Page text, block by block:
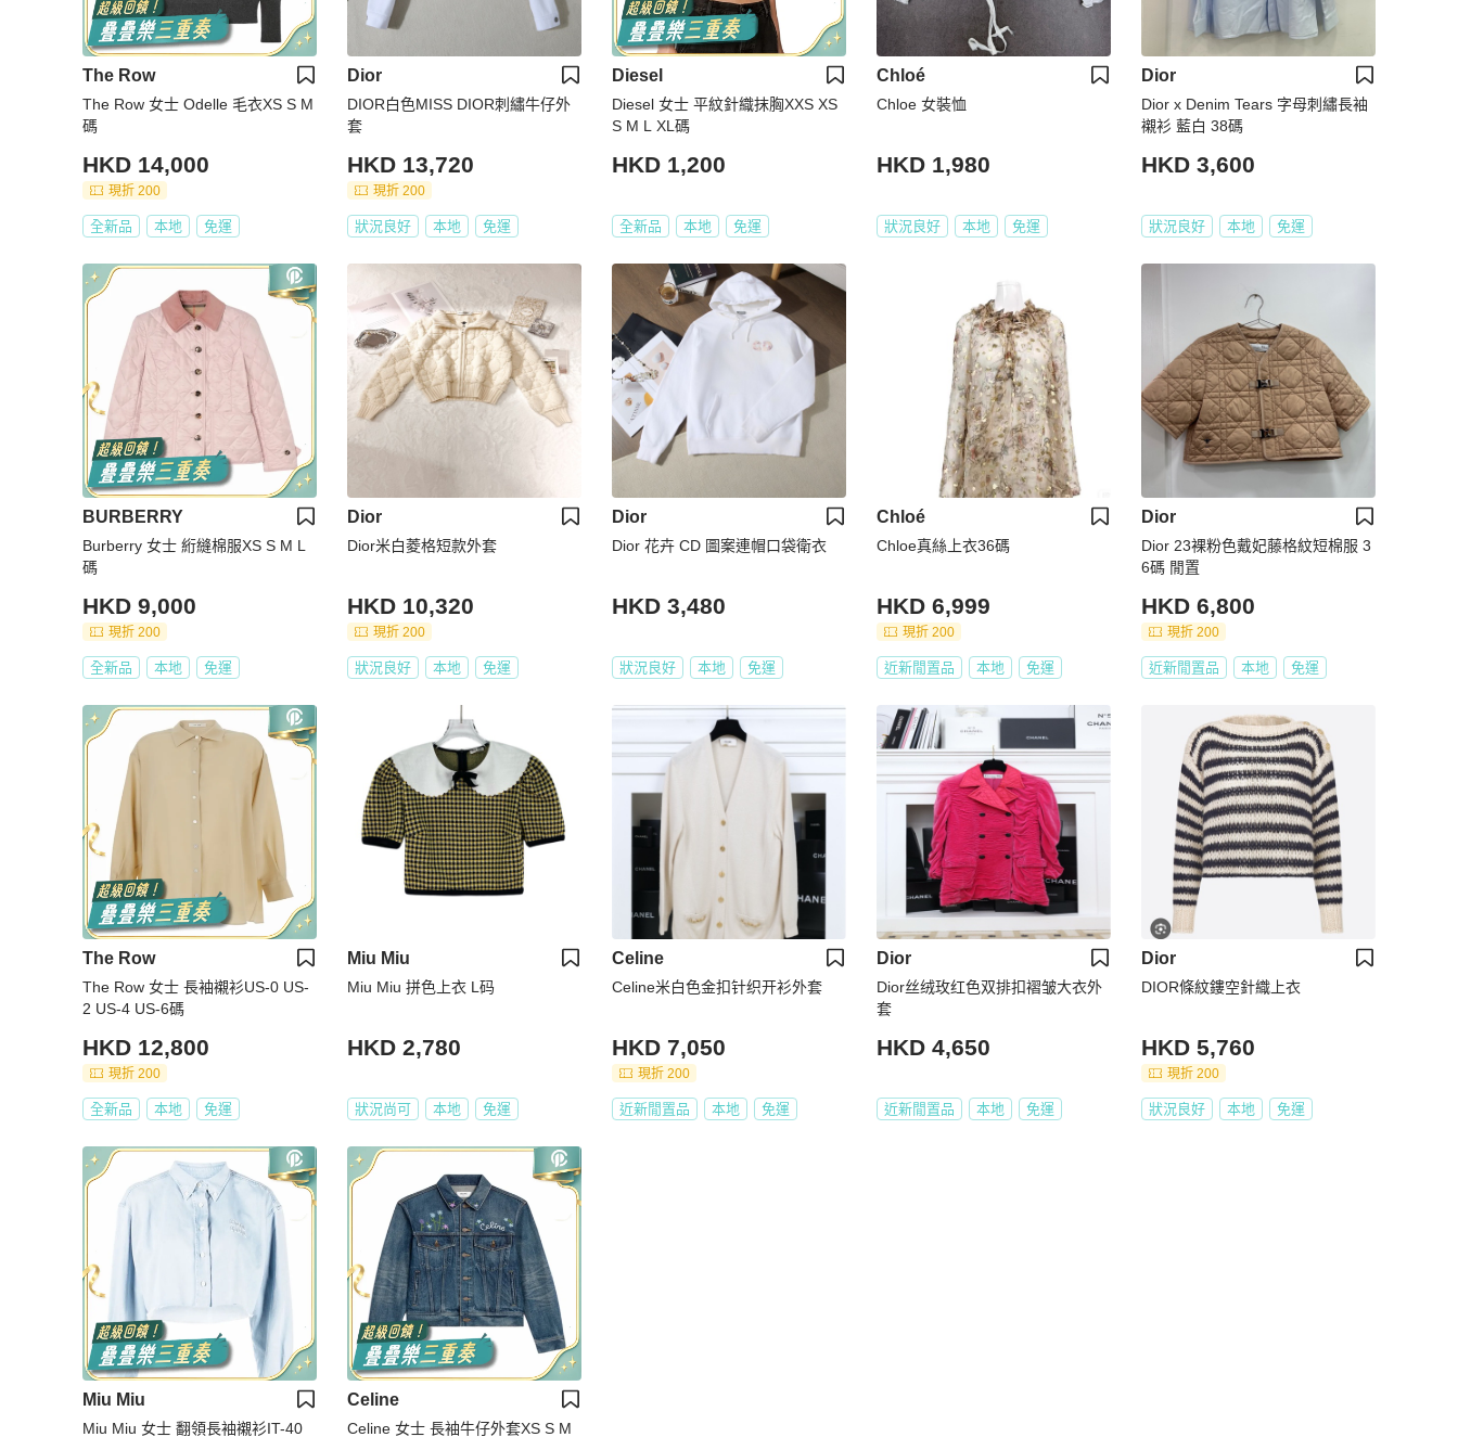
The Row
The Row 女士 Odelle 毛衣XS S M
碼
HKD 14,000
現折 200
全新品 本地 免運
Dior
DIOR白色MISS DIOR刺繡牛仔外
套
HKD 13,720
現折 200
狀況良好 本地 免運
Diesel
Diesel 女士 平紋針織抹胸XXS XS
S M L XL碼
HKD 1,200
全新品 本地 免運
Chloé
Chloe 女裝恤
HKD 1,980
狀況良好 本地 免運
Dior
Dior x Denim Tears 字母刺繡長袖
襯衫 藍白 38碼
HKD 3,600
狀況良好 本地 免運
BURBERRY
Burberry 女士 絎縫棉服XS S M L
碼
HKD 9,000
現折 200
全新品 本地 免運
Dior
Dior米白菱格短款外套
HKD 10,320
現折 200
狀況良好 本地 免運
Dior
Dior 花卉 CD 圖案連帽口袋衛衣
HKD 3,480
狀況良好 本地 免運
Chloé
Chloe真絲上衣36碼
HKD 6,999
現折 200
近新閒置品 本地 免運
Dior
Dior 23裸粉色戴妃藤格紋短棉服 3
6碼 閒置
HKD 6,800
現折 200
近新閒置品 本地 免運
The Row
The Row 女士 長袖襯衫US-0 US-
2 US-4 US-6碼
HKD 12,800
現折 200
全新品 本地 免運
Miu Miu
Miu Miu 拼色上衣 L码
HKD 2,780
狀況尚可 本地 免運
Celine
Celine米白色金扣针织开衫外套
HKD 7,050
現折 200
近新閒置品 本地 免運
Dior
Dior丝绒玫红色双排扣褶皱大衣外
套
HKD 4,650
近新閒置品 本地 免運
Dior
DIOR條紋鏤空針織上衣
HKD 5,760
現折 200
狀況良好 本地 免運
Miu Miu
Miu Miu 女士 翻領長袖襯衫IT-40
Celine
Celine 女士 長袖牛仔外套XS S M